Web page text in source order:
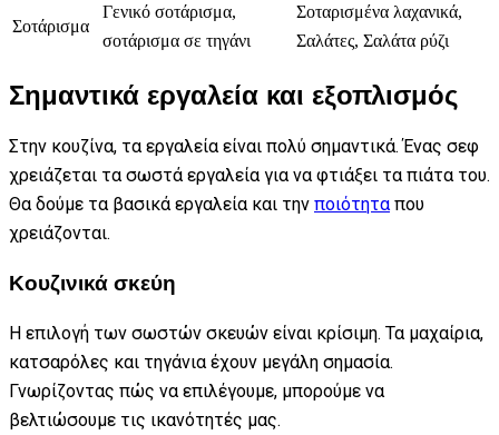
Σοτάρισμα
Γενικό σοτάρισμα,
σοτάρισμα σε τηγάνι
Σοταρισμένα λαχανικά,
Σαλάτες, Σαλάτα ρύζι
Σημαντικά εργαλεία και εξοπλισμός
Στην κουζίνα, τα εργαλεία είναι πολύ σημαντικά. Ένας σεφ
χρειάζεται τα σωστά εργαλεία για να φτιάξει τα πιάτα του.
Θα δούμε τα βασικά εργαλεία και την ποιότηταπου
χρειάζονται.
Κουζινικά σκεύη
Η επιλογή των σωστών σκευών είναι κρίσιμη. Τα μαχαίρια,
κατσαρόλες και τηγάνια έχουν μεγάλη σημασία.
Γνωρίζοντας πώς να επιλέγουμε, μπορούμε να
βελτιώσουμε τις ικανότητές μας.